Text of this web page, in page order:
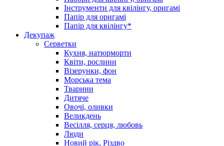
Інструменти для квілінгу, оригамі
Папір для оригамі
Папір для квілінгу*
Декупаж
Серветки
Кухня, натюрморти
Квіти, рослини
Візерунки, фон
Морська тема
Тварини
Дитяче
Овочі, оливки
Великдень
Весілля, серця, любовь
Люди
Новий рік, Різдво